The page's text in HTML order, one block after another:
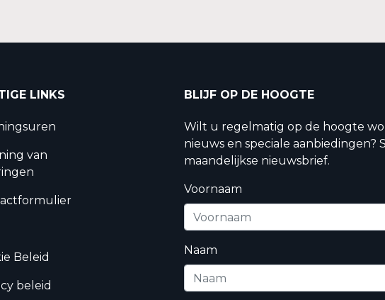
LINKS
van
Beleid
beleid
BLIJF OP DE HOOGTE
Wilt u regelmatig op de hoogte
nieuws en speciale aanbiedingen?
maandelijkse nieuwsbrief.
Voornaam
Naam